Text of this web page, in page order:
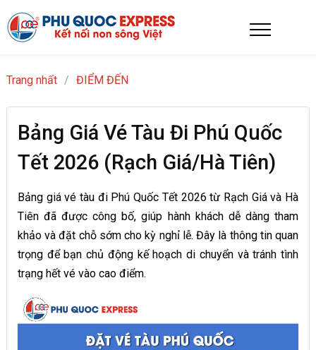
Trang nhất / ĐIỂM ĐẾN
Bảng Giá Vé Tàu Đi Phú Quốc
Tết 2026 (Rạch Giá/Hà Tiên)
Bảng giá vé tàu đi Phú Quốc Tết 2026 từ Rạch Giá và Hà
Tiên đã được công bố, giúp hành khách dễ dàng tham
khảo và đặt chỗ sớm cho kỳ nghỉ lễ. Đây là thông tin quan
trọng để bạn chủ động kế hoạch di chuyển và tránh tình
trạng hết vé vào cao điểm.